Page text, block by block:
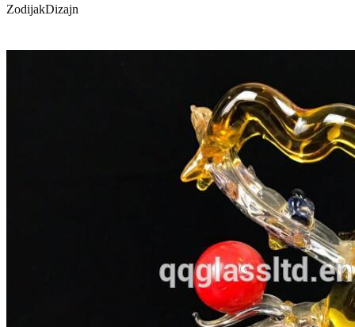
ZodijakDizajn